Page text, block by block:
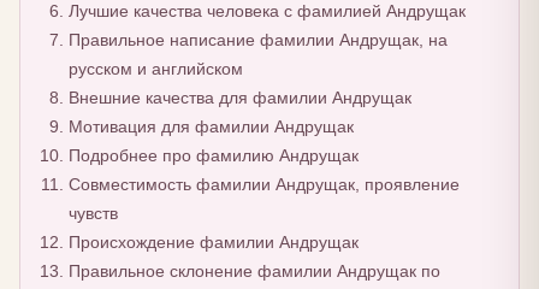
Лучшие качества человека с фамилией Андрущак
Правильное написание фамилии Андрущак, на
русском и английском
Внешние качества для фамилии Андрущак
Мотивация для фамилии Андрущак
Подробнее про фамилию Андрущак
Совместимость фамилии Андрущак, проявление
чувств
Происхождение фамилии Андрущак
Правильное склонение фамилии Андрущак по